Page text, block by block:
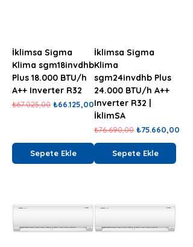
İklimsa Sigma
Klima sgm18invdhb
Plus 18.000 BTU/h
A++ Inverter R32
Normal Fiyat
₺67.025,00 İndirimli Fiyat
₺66.125,00
Sepete Ekle
İklimsa Sigma
Klima
sgm24invdhb Plus
24.000 BTU/h A++
Inverter R32 |
İklimSA
Normal Fiyat
₺76.690,00 İndirimli Fiyat
₺75.660,00
Sepete Ekle